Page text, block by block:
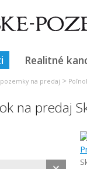
Realitné
na predaj >
na predaj